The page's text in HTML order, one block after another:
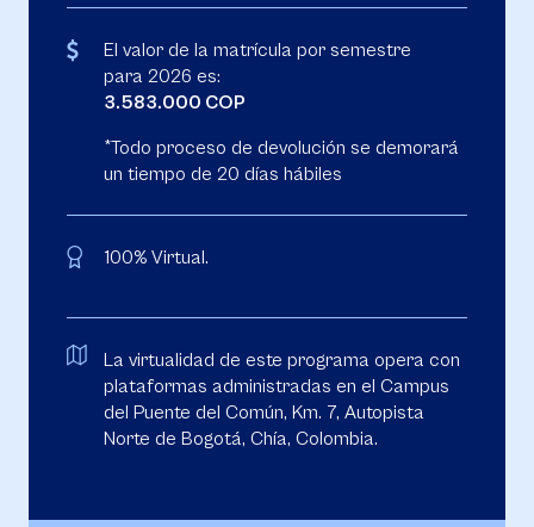
El valor de la matrícula por semestre
para 2026 es:
3.583.000 COP
*Todo proceso de devolución se demorará
un tiempo de 20 días hábiles
100% Virtual.
La virtualidad de este programa opera con
plataformas administradas en el Campus
del Puente del Común, Km. 7, Autopista
Norte de Bogotá, Chía, Colombia.